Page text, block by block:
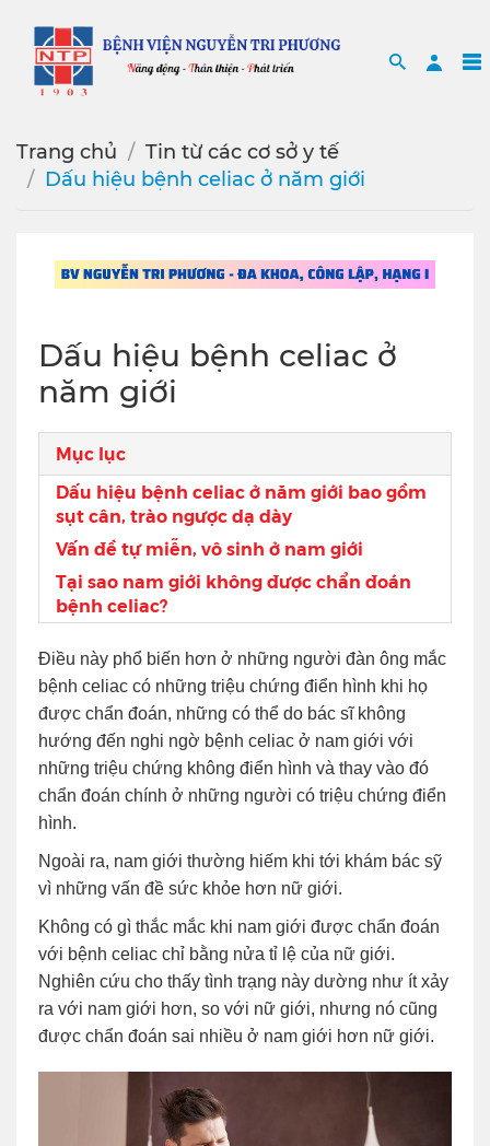
Search
Trang chủ
Tin từ các cơ sở y tế
Dấu hiệu bệnh celiac ở năm giới
Dấu hiệu bệnh celiac ở
năm giới
Mục lục
Dấu hiệu bệnh celiac ở năm giới bao gồm
sụt cân, trào ngược dạ dày
Vấn đề tự miễn, vô sinh ở nam giới
Tại sao nam giới không được chẩn đoán
bệnh celiac?
Điều này phổ biến hơn ở những người đàn ông mắc
bệnh celiac có những triệu chứng điển hình khi họ
được chẩn đoán, những có thể do bác sĩ không
hướng đến nghi ngờ bệnh celiac ở nam giới với
những triệu chứng không điển hình và thay vào đó
chẩn đoán chính ở những người có triệu chứng điển
hình.
Ngoài ra, nam giới thường hiếm khi tới khám bác sỹ
vì những vấn đề sức khỏe hơn nữ giới.
Không có gì thắc mắc khi nam giới được chẩn đoán
với bệnh celiac chỉ bằng nửa tỉ lệ của nữ giới.
Nghiên cứu cho thấy tình trạng này dường như ít xảy
ra với nam giới hơn, so với nữ giới, nhưng nó cũng
được chẩn đoán sai nhiều ở nam giới hơn nữ giới.